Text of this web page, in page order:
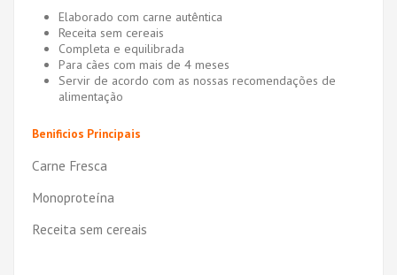
Elaborado com carne autêntica
Receita sem cereais
Completa e equilibrada
Para cães com mais de 4 meses
Servir de acordo com as nossas recomendações de
alimentação
Benificios Principais
Carne Fresca
Monoproteína
Receita sem cereais